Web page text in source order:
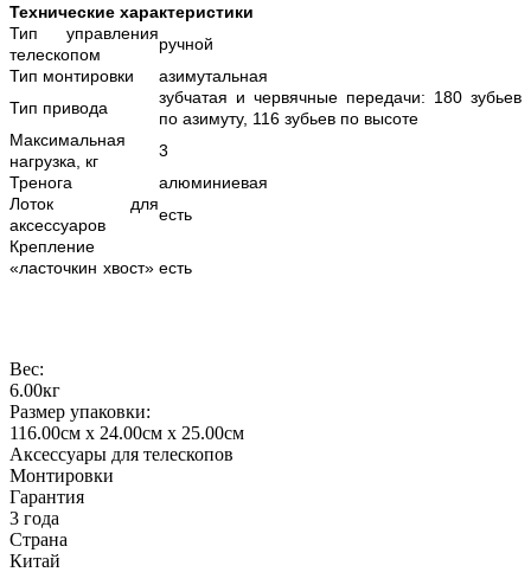
Технические характеристики
Тип управления
телескопом
ручной
Тип монтировки
азимутальная
Тип привода
зубчатая и червячные передачи: 180 зубьев
по азимуту, 116 зубьев по высоте
Максимальная
нагрузка, кг
3
Тренога
алюминиевая
Лоток для
аксессуаров
есть
Крепление
«ласточкин хвост» есть
Вес:
6.00кг
Размер упаковки:
116.00см x 24.00см x 25.00см
Аксессуары для телескопов
Монтировки
Гарантия
3 года
Страна
Китай